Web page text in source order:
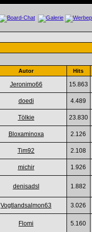
Autor Hits
Jeronimo66 15.863
doedi 4.489
Tölkie 23.830
Bloxaminoxa 2.126
Tim92 2.108
michir 1.926
denisadsl 1.882
Vogtlandsalmon63 3.026
Flomi 5.160